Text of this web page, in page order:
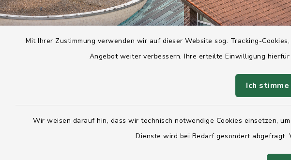
Mit Ihrer Zustimmung verwenden wir auf dieser Website sog. Tracking-
Angebot weiter verbessern. Ihre erteilte Einwilligung
Ich stimme
Wir weisen darauf hin, dass wir technisch notwendige Cookies einsetzen,
Dienste wird bei Bedarf gesondert abgefragt.